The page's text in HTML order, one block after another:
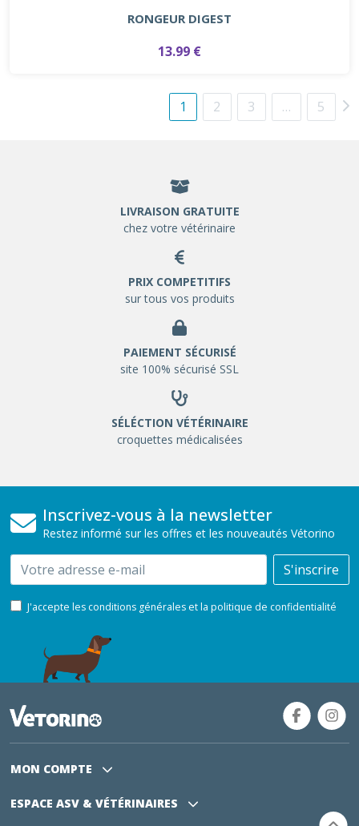
RONGEUR DIGEST
13.99 €
1 2 3 … 5
LIVRAISON GRATUITE
chez votre vétérinaire
PRIX COMPETITIFS
sur tous vos produits
PAIEMENT SÉCURISÉ
site 100% sécurisé SSL
SÉLÉCTION VÉTÉRINAIRE
croquettes médicalisées
Inscrivez-vous à la newsletter
Restez informé sur les offres et les nouveautés Vétorino
Email S'inscrire
J'accepte les conditions générales et la politique de confidentialité
MON COMPTE
ESPACE ASV & VÉTÉRINAIRES